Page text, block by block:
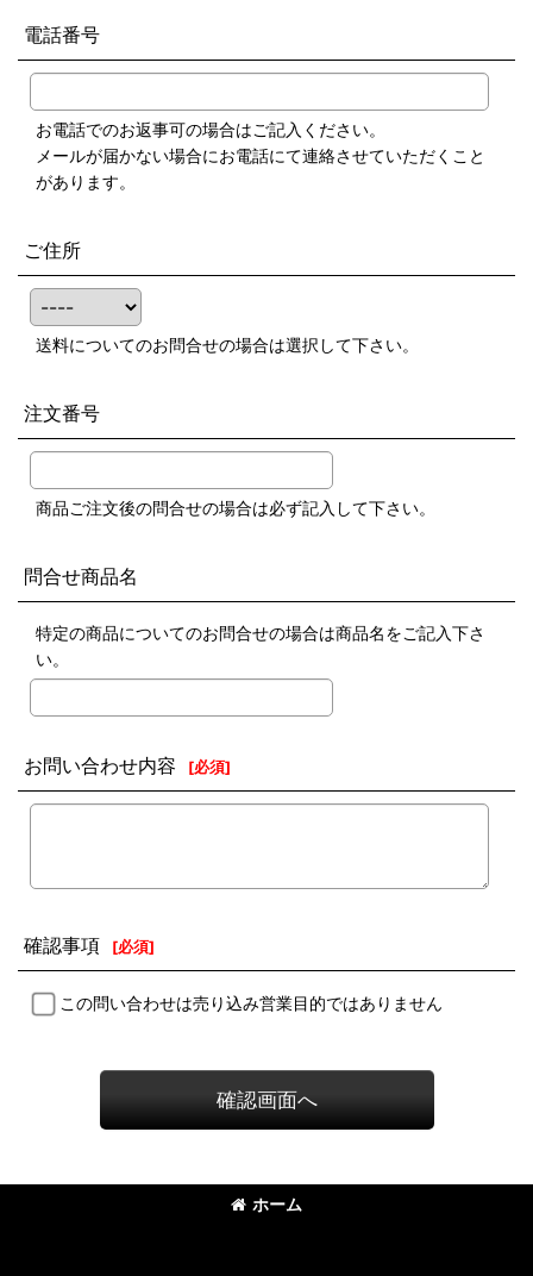
電話番号
お電話でのお返事可の場合はご記入ください。
メールが届かない場合にお電話にて連絡させていただくこと
があります。
ご住所
送料についてのお問合せの場合は選択して下さい。
注文番号
商品ご注文後の問合せの場合は必ず記入して下さい。
問合せ商品名
特定の商品についてのお問合せの場合は商品名をご記入下さ
い。
お問い合わせ内容 [必須]
確認事項 [必須]
この問い合わせは売り込み営業目的ではありません
確認画面へ
ホーム